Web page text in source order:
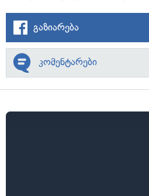
გაზიარება
კომენტარები